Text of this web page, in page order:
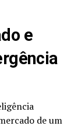
e
de um